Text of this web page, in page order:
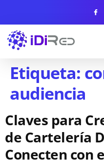
Etiqueta:
audiencia
Claves para
de Cartelería
Conecten con